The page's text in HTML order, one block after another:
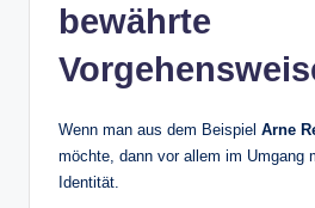
bewährte
Wenn man aus dem Beispiel Arne
möchte, dann vor allem im Umgang
Identität.